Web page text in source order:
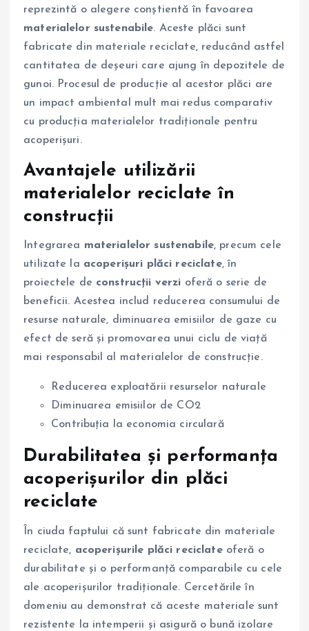
reprezintă o alegere conștientă în favoarea
materialelor sustenabile. Aceste plăci sunt
fabricate din materiale reciclate, reducând astfel
cantitatea de deșeuri care ajung în depozitele de
gunoi. Procesul de producție al acestor plăci are
un impact ambiental mult mai redus comparativ
cu producția materialelor tradiționale pentru
acoperișuri.
Avantajele utilizării
materialelor reciclate în
construcții
Integrarea materialelor sustenabile, precum cele
utilizate la acoperișuri plăci reciclate, în
proiectele de construcții verzi oferă o serie de
beneficii. Acestea includ reducerea consumului de
resurse naturale, diminuarea emisiilor de gaze cu
efect de seră și promovarea unui ciclu de viață
mai responsabil al materialelor de construcție.
Reducerea exploatării resurselor naturale
Diminuarea emisiilor de CO2
Contribuția la economia circulară
Durabilitatea și performanța
acoperișurilor din plăci
reciclate
În ciuda faptului că sunt fabricate din materiale
reciclate, acoperișurile plăci reciclateoferă o
durabilitate și o performanță comparabile cu cele
ale acoperișurilor tradiționale. Cercetările în
domeniu au demonstrat că aceste materiale sunt
rezistente la intemperii și asigură o bună izolare